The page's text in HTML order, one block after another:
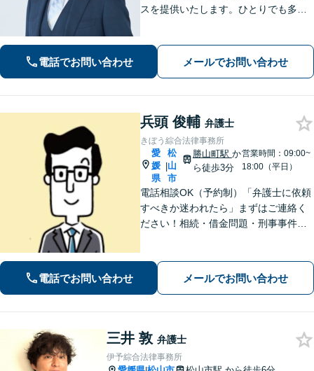
スを提供いたします。ひとりでも多く
す。お困りの際は、ぜひご相談くださ
い。【弁護士歴20年以上】
電話でお問い合わせ メールでお問い合わせ
兵頭 俊輔 弁護士
きぼう綜合法律事務所
愛
媛
県
|
松
山
市
勝山町駅 か
ら徒歩3分
営業時間：09:00~
18:00（平日）
電話相談OK（予約制）「弁護士に依頼
すべきか迷われたら」まずはご連絡く
ださい！相続・借金問題・刑事事件・
談に対応。お気軽にご連絡ください。
【勝山町駅3分】
電話でお問い合わせ メールでお問い合わせ
三井 敦 弁護士
伊予綜合法律事務所